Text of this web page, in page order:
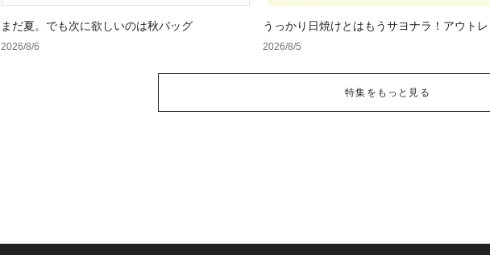
まだ夏。でも次に欲しいのは秋バッグ
2026/8/6
うっかり日焼けとはもうサヨナラ！アウトレ
で見つけるUV対策ウェア
2026/8/5
特集をもっと見る